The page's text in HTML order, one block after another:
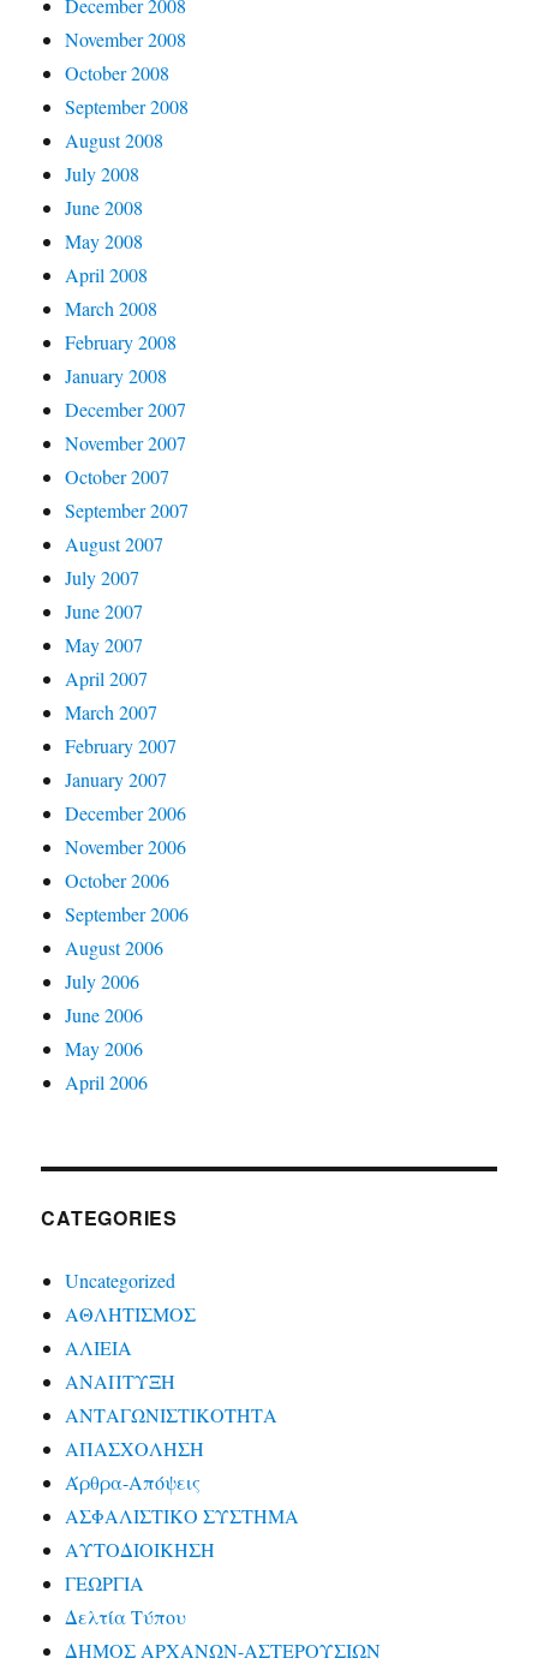
December 2008
November 2008
October 2008
September 2008
August 2008
July 2008
June 2008
May 2008
April 2008
March 2008
February 2008
January 2008
December 2007
November 2007
October 2007
September 2007
August 2007
July 2007
June 2007
May 2007
April 2007
March 2007
February 2007
January 2007
December 2006
November 2006
October 2006
September 2006
August 2006
July 2006
June 2006
May 2006
April 2006
CATEGORIES
Uncategorized
ΑΘΛΗΤΙΣΜΟΣ
ΑΛΙΕΙΑ
ΑΝΑΠΤΥΞΗ
ΑΝΤΑΓΩΝΙΣΤΙΚΟΤΗΤΑ
ΑΠΑΣΧΟΛΗΣΗ
Άρθρα-Απόψεις
ΑΣΦΑΛΙΣΤΙΚΟ ΣΥΣΤΗΜΑ
ΑΥΤΟΔΙΟΙΚΗΣΗ
ΓΕΩΡΓΙΑ
Δελτία Τύπου
ΔΗΜΟΣ ΑΡΧΑΝΩΝ-ΑΣΤΕΡΟΥΣΙΩΝ